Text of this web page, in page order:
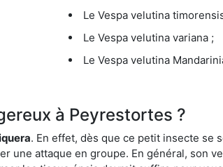
Le Vespa velutina
Le Vespa velutina variana ;
Le Vespa velutina
à Peyrestortes ?
. En effet, dès que ce petit insecte se
une attaque en groupe. En général, son